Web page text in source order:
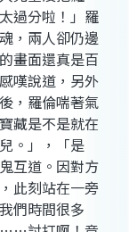
過分啦！」羅
，兩人卻仍邊
畫面還真是百
嘆說道，另外
，羅倫喘著氣
藏是不是就在
。」，「是
互道。因對方
此刻站在一旁
們時間很多